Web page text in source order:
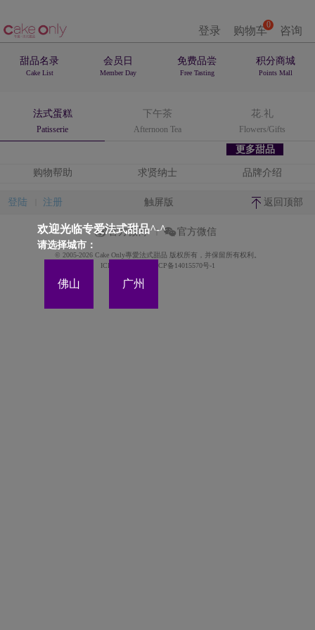
登录 0
购物车 咨询
甜品名录
Cake List
会员日
Member Day
免费品尝
Free Tasting
积分商城
Points Mall
法式蛋糕
Patisserie
下午茶
Afternoon Tea
花.礼
Flowers/Gifts
更多甜品
欢迎光临专爱法式甜品^-^
请选择城市：
佛山 广州
购物帮助 求贤纳士 品牌介绍
登陆 注册 触屏版 返回顶部
官方微博 官方微信
© 2005-2026 Cake Only專愛法式甜品 版权所有，并保留所有权利。
ICP备案证书号:粤ICP备14015570号-1